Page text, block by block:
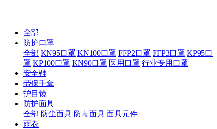
全部
防护口罩
全部 KN95口罩 KN100口罩 FFP2口罩 FFP3口罩 KP95口
罩 KP100口罩 KN90口罩 医用口罩 行业专用口罩
安全鞋
劳保手套
护目镜
防护面具
全部 防尘面具 防毒面具 面具元件
雨衣